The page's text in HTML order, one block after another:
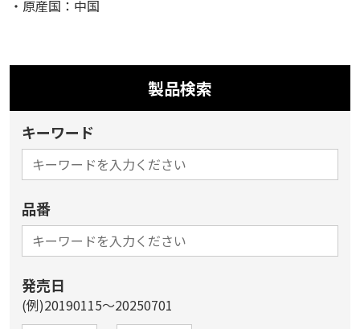
・原産国：中国
製品検索
キーワード
品番
発売日
(例)20190115～20250701